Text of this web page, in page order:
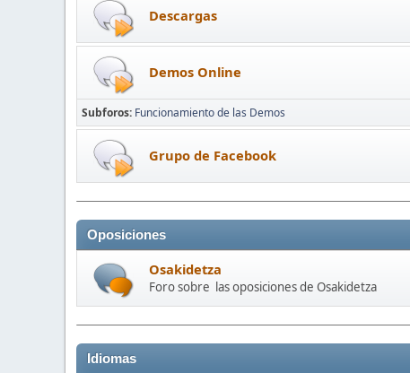
Descargas
Demos Online
Subforos Funcionamiento de las Demos
Grupo de Facebook
Oposiciones
Osakidetza
Foro sobre las oposiciones de Osakidetza
Idiomas